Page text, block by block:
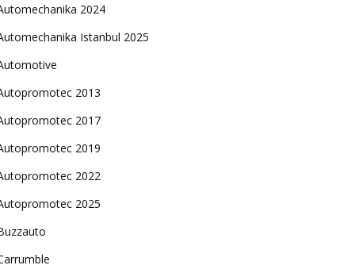
2024
Istanbul 2025
2013
2017
2019
2022
2025